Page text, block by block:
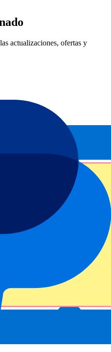
actualizaciones, ofertas y
de nuestraDeclaración de
Singles 2nd Round